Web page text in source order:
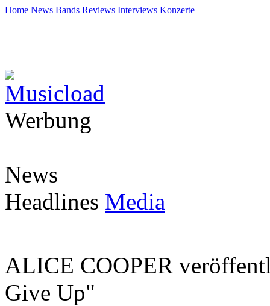
Home News Bands Reviews Interviews Konzerte
Werbung
News
Headlines Media
ALICE COOPER
Give Up"